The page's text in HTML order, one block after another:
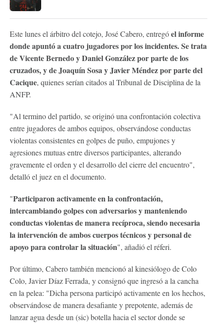
Este lunes el árbitro del cotejo, José Cabero, entregóel informe
donde apuntó a cuatro jugadores por los incidentes. Se trata
de Vicente Bernedo y Daniel González por parte de los
cruzados, y de Joaquín Sosa y Javier Méndez por parte del
Cacique, quienes serían citados al Tribunal de Disciplina de la
ANFP.
"Al termino del partido, se originó una confrontación colectiva
entre jugadores de ambos equipos, observándose conductas
violentas consistentes en golpes de puño, empujones y
agresiones mutuas entre diversos participantes, alterando
gravemente el orden y el desarrollo del cierre del encuentro",
detalló el juez en el documento.
"Participaron activamente en la confrontación,
intercambiando golpes con adversarios y manteniendo
conductas violentas de manera recíproca, siendo necesaria
la intervención de ambos cuerpos técnicos y personal de
apoyo para controlar la situación", añadió el réferi.
Por último, Cabero también mencionó al kinesiólogo de Colo
Colo, Javier Díaz Ferrada, y consignó que ingresó a la cancha
en la pelea: "Dicha persona participó activamente en los hechos,
observándose de manera desafiante y prepotente, además de
lanzar agua desde un (sic) botella hacia el sector donde se